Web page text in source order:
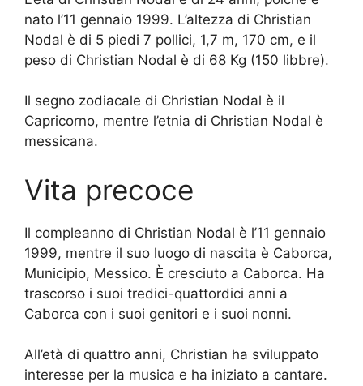
nato l’11 gennaio 1999. L’altezza di Christian
Nodal è di 5 piedi 7 pollici, 1,7 m, 170 cm, e il
peso di Christian Nodal è di 68 Kg (150 libbre).
Il segno zodiacale di Christian Nodal è il
Capricorno, mentre l’etnia di Christian Nodal è
messicana.
Vita precoce
Il compleanno di Christian Nodal è l’11 gennaio
1999, mentre il suo luogo di nascita è Caborca,
Municipio, Messico. È cresciuto a Caborca. Ha
trascorso i suoi tredici-quattordici anni a
Caborca con i suoi genitori e i suoi nonni.
All’età di quattro anni, Christian ha sviluppato
interesse per la musica e ha iniziato a cantare.